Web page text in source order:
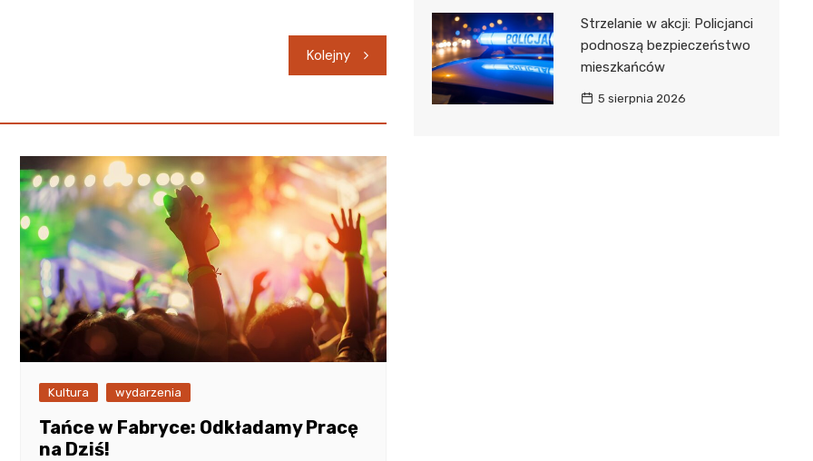
Kolejny
Kultura wydarzenia
Tańce w Fabryce: Odkładamy Pracę
na Dziś!
Strzelanie w akcji: Policjanci
podnoszą bezpieczeństwo
mieszkańców
5 sierpnia 2026